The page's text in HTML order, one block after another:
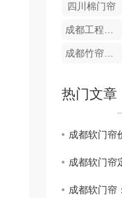
四川棉门帘
成都工程卷帘
成都竹帘销售
热门文章